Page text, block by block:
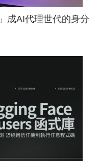
成AI代理世代的身分